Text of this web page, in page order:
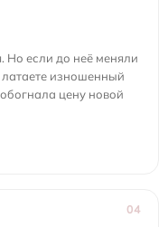
Но если до неё меняли
латаете изношенный
цену новой
04